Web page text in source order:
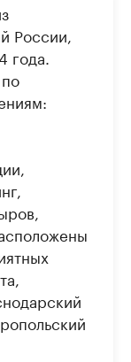
России,
года.